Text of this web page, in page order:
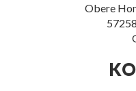
Obere